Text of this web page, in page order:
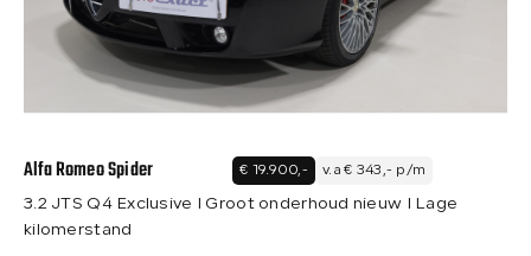
Over ons
Alfa Romeo Spider € 19.900,- v.a € 343,- p/m
3.2 JTS Q4 Exclusive I Groot onderhoud nieuw I Lage
kilomerstand